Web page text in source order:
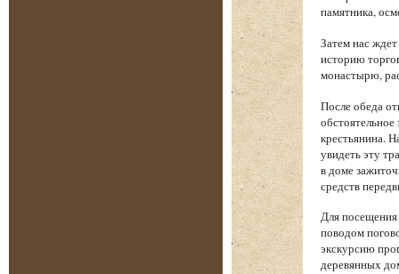
памятника,
Затем нас
историю
монастырю,
После обеда
крестьянина.
увидеть эту
в доме
средств
Для посещения
поводом
экскурсию
деревянных